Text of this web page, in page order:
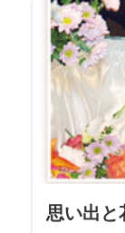
したのは
た。
思い出と